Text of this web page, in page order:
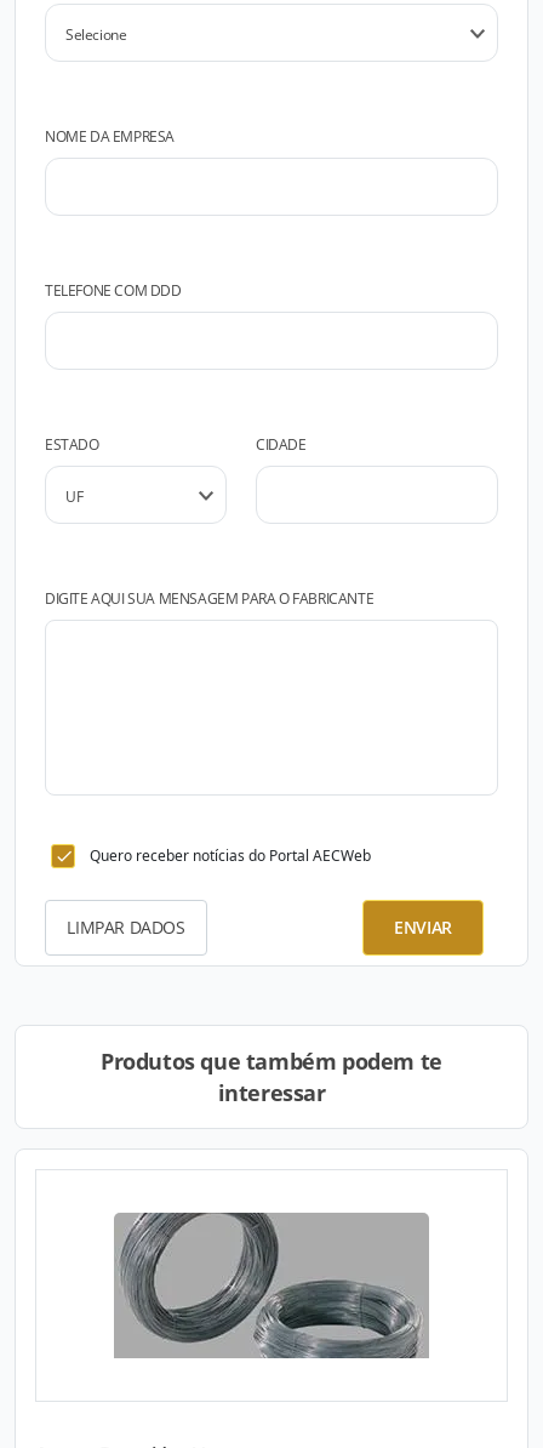
NOME DA EMPRESA
TELEFONE COM DDD
ESTADO CIDADE
DIGITE AQUI SUA MENSAGEM PARA O FABRICANTE
Quero receber notícias do Portal AECWeb
LIMPAR DADOS ENVIAR
Produtos que também podem te
interessar